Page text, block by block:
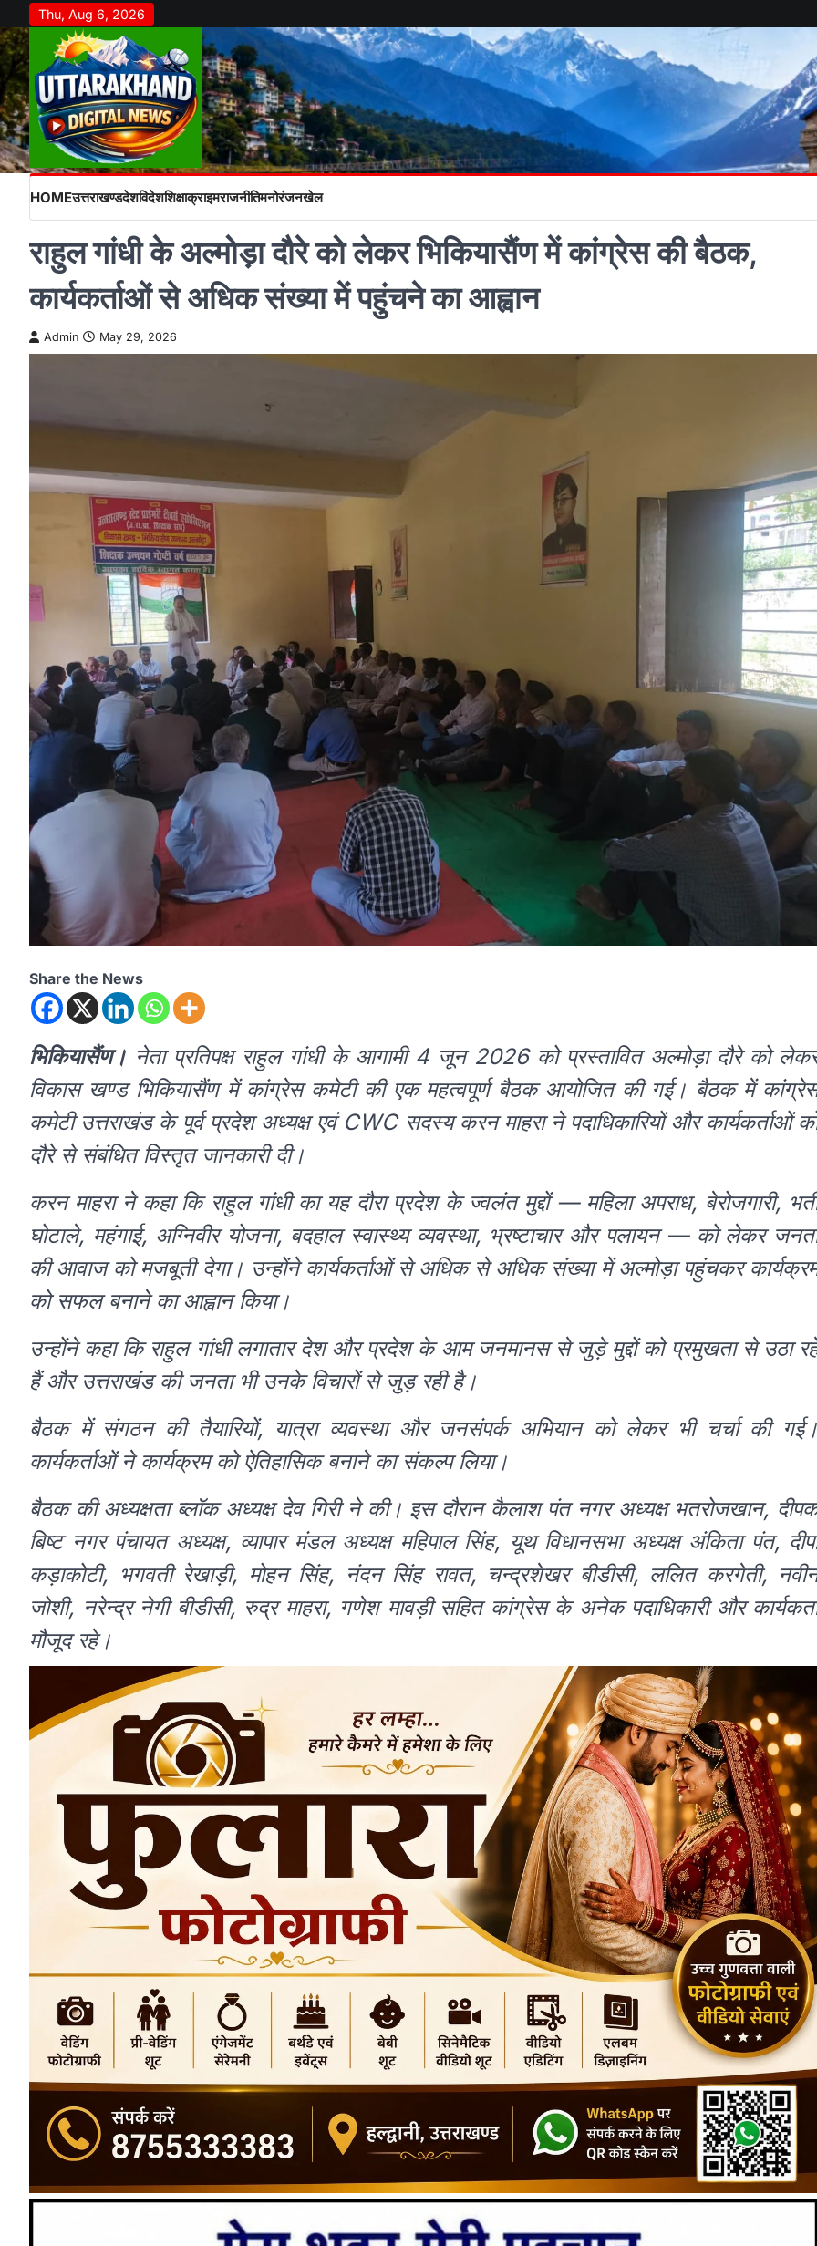
to
content
Thu, Aug 6, 2026
HOMEउत्तराखण्डदेशविदेशशिक्षाक्राइमराजनीतिमनोरंजनखेल
राहुल गांधी के अल्मोड़ा दौरे को लेकर भिकियासैंण में कांग्रेस की बैठक,
कार्यकर्ताओं से अधिक संख्या में पहुंचने का आह्वान
Admin May 29, 2026
Share the News
भिकियासैंण। नेता प्रतिपक्ष राहुल गांधी के आगामी 4 जून 2026 को प्रस्तावित अल्मोड़ा दौरे को
विकास खण्ड भिकियासैंण में कांग्रेस कमेटी की एक महत्वपूर्ण बैठक आयोजित की गई। बैठक में
कमेटी उत्तराखंड के पूर्व प्रदेश अध्यक्ष एवं CWC सदस्य करन माहरा ने पदाधिकारियों और कार्यकर्ताओं
दौरे से संबंधित विस्तृत जानकारी दी।
करन माहरा ने कहा कि राहुल गांधी का यह दौरा प्रदेश के ज्वलंत मुद्दों — महिला अपराध, बेरोजगारी,
घोटाले, महंगाई, अग्निवीर योजना, बदहाल स्वास्थ्य व्यवस्था, भ्रष्टाचार और पलायन — को लेकर
की आवाज को मजबूती देगा। उन्होंने कार्यकर्ताओं से अधिक से अधिक संख्या में अल्मोड़ा पहुंचकर
को सफल बनाने का आह्वान किया।
उन्होंने कहा कि राहुल गांधी लगातार देश और प्रदेश के आम जनमानस से जुड़े मुद्दों को प्रमुखता से उठा
हैं और उत्तराखंड की जनता भी उनके विचारों से जुड़ रही है।
बैठक में संगठन की तैयारियों, यात्रा व्यवस्था और जनसंपर्क अभियान को लेकर भी चर्चा की गई।
कार्यकर्ताओं ने कार्यक्रम को ऐतिहासिक बनाने का संकल्प लिया।
बैठक की अध्यक्षता ब्लॉक अध्यक्ष देव गिरी ने की। इस दौरान कैलाश पंत नगर अध्यक्ष भतरोजखान,
बिष्ट नगर पंचायत अध्यक्ष, व्यापार मंडल अध्यक्ष महिपाल सिंह, यूथ विधानसभा अध्यक्ष अंकिता पंत,
कड़ाकोटी, भगवती रेखाड़ी, मोहन सिंह, नंदन सिंह रावत, चन्द्रशेखर बीडीसी, ललित करगेती,
जोशी, नरेन्द्र नेगी बीडीसी, रुद्र माहरा, गणेश मावड़ी सहित कांग्रेस के अनेक पदाधिकारी और
मौजूद रहे।